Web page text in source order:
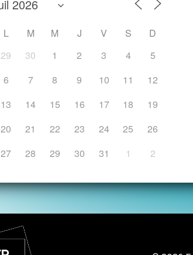
L M M J V S
D
29
30 1 2 3 4
5
6
7 8 9 10 11
12
13
14 15 16 17 18
19
20
21 22 23 24 25
26
27
28 29 30 31 1 2